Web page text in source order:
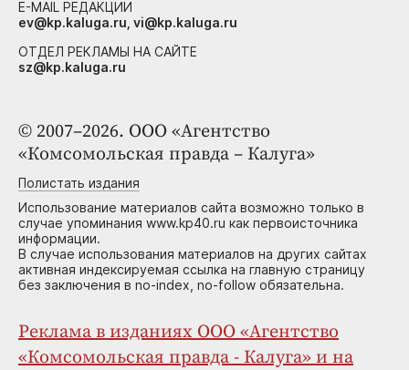
© 2007–2026. ООО «Агентство
«Комсомольская правда – Калуга»
Полистать издания
Использование материалов сайта возможно только в
случае упоминания www.kp40.ru как первоисточника
информации.
В случае использования материалов на других сайтах
активная индексируемая ссылка на главную страницу
без заключения в no-index, no-follow обязательна.
Реклама в изданиях ООО «Агентство
«Комсомольская правда - Калуга» и на
E-MAIL РЕДАКЦИИ
ev@kp.kaluga.ru, vi@kp.kaluga.ru
ОТДЕЛ РЕКЛАМЫ НА САЙТЕ
sz@kp.kaluga.ru